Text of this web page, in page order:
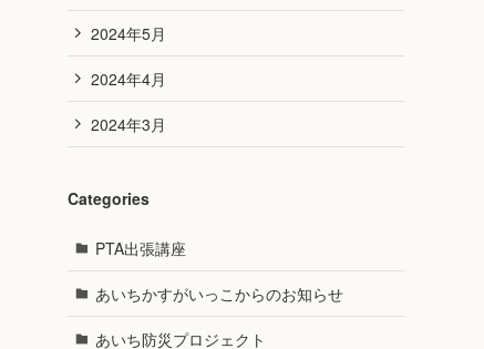
2024年5月
2024年4月
2024年3月
Categories
PTA出張講座
あいちかすがいっこからのお知らせ
あいち防災プロジェクト